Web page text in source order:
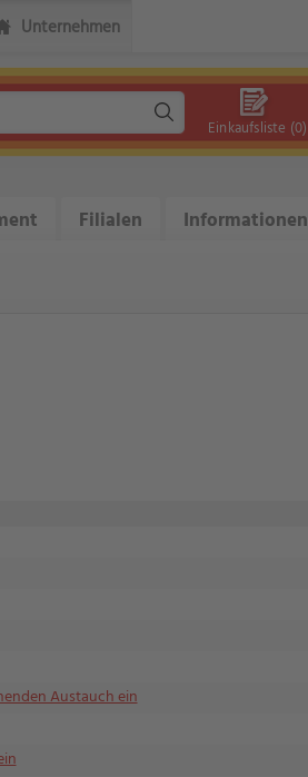
Unternehmen
Einkaufsliste (0)
Filialen Informationen
Austauch ein